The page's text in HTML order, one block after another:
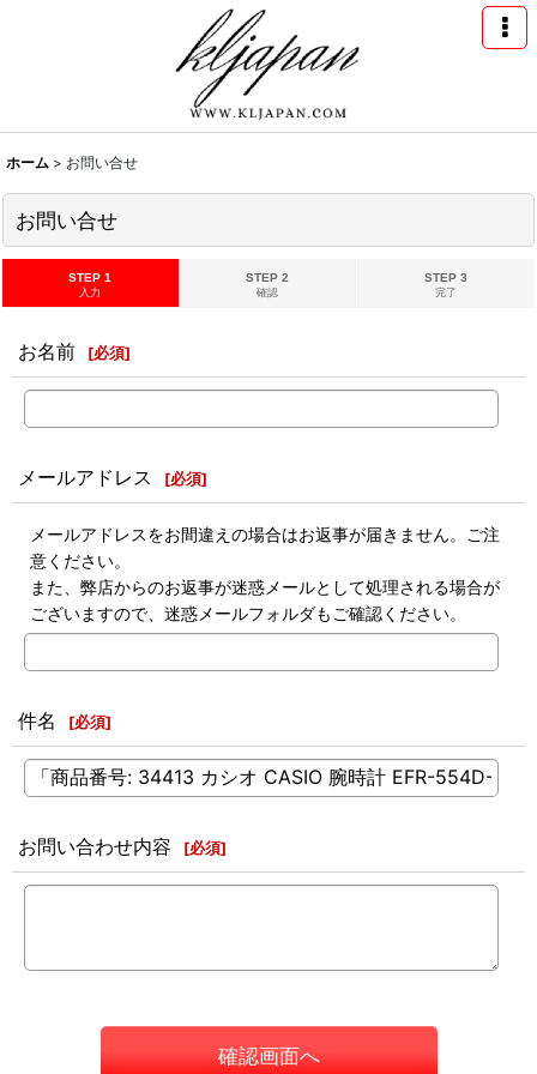
ホーム > お問い合せ
お問い合せ
STEP 1
入力
STEP 2
確認
STEP 3
完了
お名前 [必須]
メールアドレス [必須]
メールアドレスをお間違えの場合はお返事が届きません。ご注
意ください。
また、弊店からのお返事が迷惑メールとして処理される場合が
ございますので、迷惑メールフォルダもご確認ください。
件名 [必須]
お問い合わせ内容 [必須]
確認画面へ